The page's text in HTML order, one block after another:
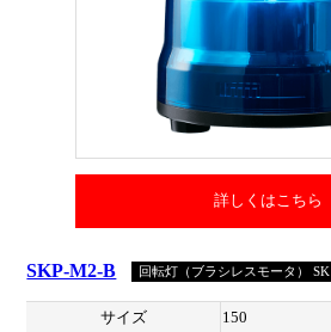
詳しくはこちら
SKP-M2-B 回転灯（ブラシレスモータ） SK
サイズ
150